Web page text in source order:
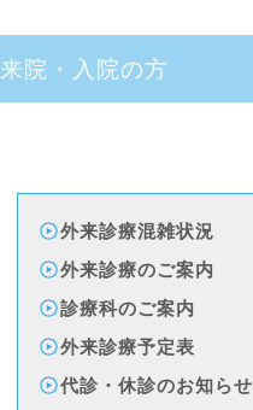
来院・入院の方
外来診療混雑状況
外来診療のご案内
診療科のご案内
外来診療予定表
代診・休診のお知らせ